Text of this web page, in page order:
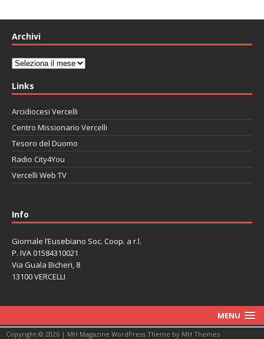
Archivi
Archivi
Links
Arcidiocesi Vercelli
Centro Missionario Vercelli
Tesoro del Duomo
Radio City4You
Vercelli Web TV
Info
Giornale l’Eusebiano Soc. Coop. a r.l.
P. IVA 01584310021
Via Guala Bicheri, 8
13100 VERCELLI
MENU
Copyright © 2026 | MH Magazine WordPress Theme by MH Themes